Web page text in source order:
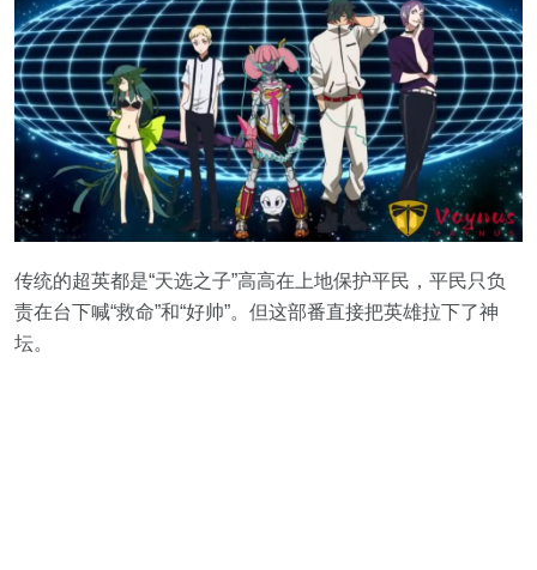
传统的超英都是“天选之子”高高在上地保护平民，平民只负
责在台下喊“救命”和“好帅”。但这部番直接把英雄拉下了神
坛。